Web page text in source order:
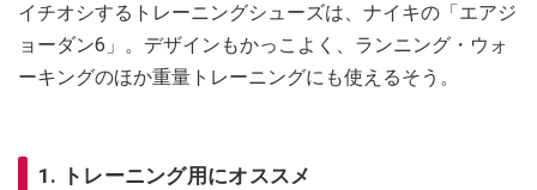
イチオシするトレーニングシューズは、ナイキの「エアジ
ョーダン6」。デザインもかっこよく、ランニング・ウォ
ーキングのほか重量トレーニングにも使えるそう。
1. トレーニング用にオススメ